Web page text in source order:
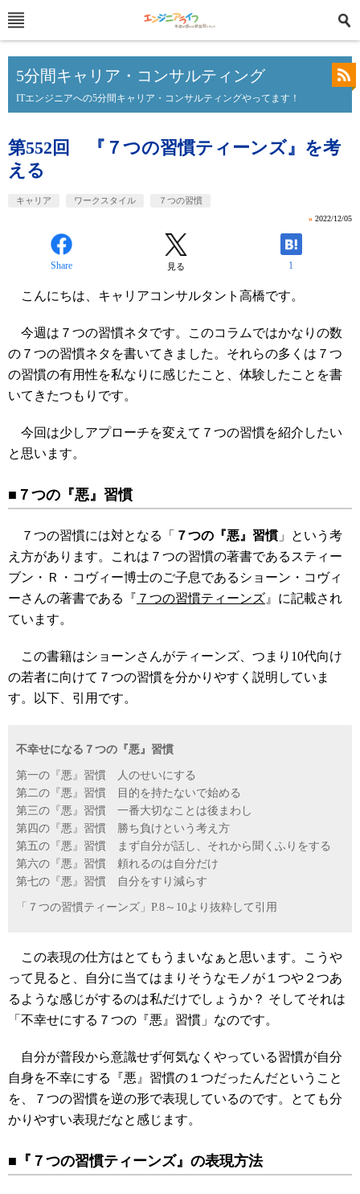
5分間キャリア・コンサルティング
ITエンジニアへの5分間キャリア・コンサルティングやってます！
第552回 『７つの習慣ティーンズ』を考
える
キャリア ワークスタイル ７つの習慣
» 2022/12/05
Share 見る 1
こんにちは、キャリアコンサルタント高橋です。
今週は７つの習慣ネタです。このコラムではかなりの数
の７つの習慣ネタを書いてきました。それらの多くは７つ
の習慣の有用性を私なりに感じたこと、体験したことを書
いてきたつもりです。
今回は少しアプローチを変えて７つの習慣を紹介したい
と思います。
■７つの『悪』習慣
７つの習慣には対となる「 ７つの『悪』習慣」という考
え方があります。これは７つの習慣の著書であるスティー
ブン・Ｒ・コヴィー博士のご子息であるショーン・コヴィ
ーさんの著書である『 ７つの習慣ティーンズ 』に記載され
ています。
この書籍はショーンさんがティーンズ、つまり10代向け
の若者に向けて７つの習慣を分かりやすく説明していま
す。以下、引用です。
不幸せになる７つの『悪』習慣
第一の『悪』習慣 人のせいにする
第二の『悪』習慣 目的を持たないで始める
第三の『悪』習慣 一番大切なことは後まわし
第四の『悪』習慣 勝ち負けという考え方
第五の『悪』習慣 まず自分が話し、それから聞くふりをする
第六の『悪』習慣 頼れるのは自分だけ
第七の『悪』習慣 自分をすり減らす
「７つの習慣ティーンズ」P.8～10より抜粋して引用
この表現の仕方はとてもうまいなぁと思います。こうや
って見ると、自分に当てはまりそうなモノが１つや２つあ
るような感じがするのは私だけでしょうか？ そしてそれは
「不幸せにする７つの『悪』習慣」なのです。
自分が普段から意識せず何気なくやっている習慣が自分
自身を不幸にする『悪』習慣の１つだったんだということ
を、７つの習慣を逆の形で表現しているのです。とても分
かりやすい表現だなと感じます。
■『７つの習慣ティーンズ』の表現方法